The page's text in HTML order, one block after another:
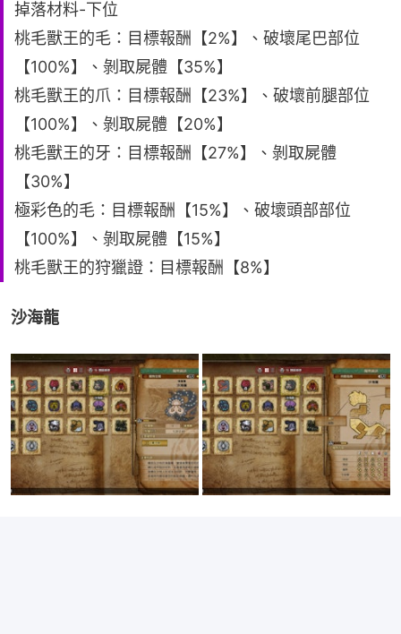
掉落材料-下位
桃毛獸王的毛：目標報酬【2%】、破壞尾巴部位
【100%】、剝取屍體【35%】
桃毛獸王的爪：目標報酬【23%】、破壞前腿部位
【100%】、剝取屍體【20%】
桃毛獸王的牙：目標報酬【27%】、剝取屍體
【30%】
極彩色的毛：目標報酬【15%】、破壞頭部部位
【100%】、剝取屍體【15%】
桃毛獸王的狩獵證：目標報酬【8%】
沙海龍